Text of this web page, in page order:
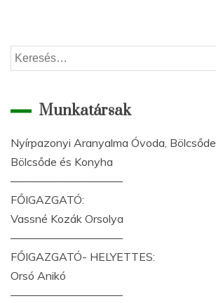
Keresés:
Munkatársak
Nyírpazonyi Aranyalma Óvoda,
Bölcsőde és Konyha
——————————
FŐIGAZGATÓ:
Vassné Kozák Orsolya
——————————
FŐIGAZGATÓ- HELYETTES:
Orsó Anikó
——————————